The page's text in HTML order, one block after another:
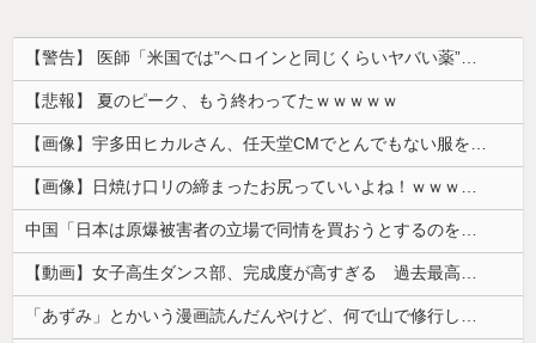
【悲報】 夏のピーク、もう終わってたｗｗｗｗｗ